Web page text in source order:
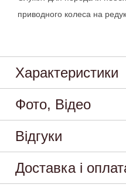
приводного колеса на
Характеристики
Фото, Відео
Відгуки
Доставка і